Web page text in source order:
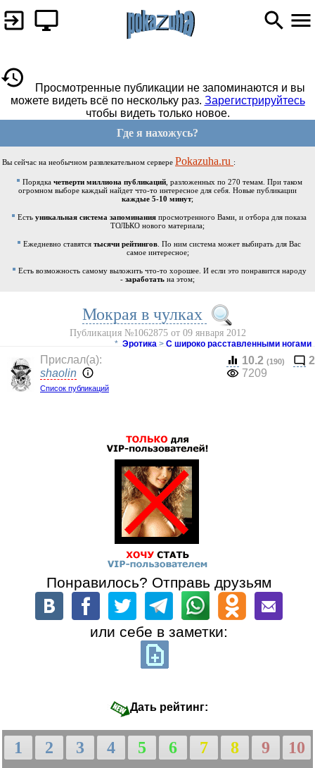
Просмотренные публикации не запоминаются и вы
можете видеть всё по нескольку раз. Зарегистрируйтесь
чтобы видеть только новое.
Где я нахожусь?
Вы сейчас на необычном развлекательном сервере Pokazuha.ru :
Порядка четверти миллиона публикаций, разложенных по 270 темам. При таком
огромном выборе каждый найдет что-то интересное для себя. Новые публикации
каждые 5-10 минут;
Есть уникальная система запоминания просмотренного Вами, и отбора для показа
ТОЛЬКО нового материала;
Ежедневно ставятся тысячи рейтингов . По ним система может выбирать для Вас
самое интересное;
Есть возможность самому выложить что-то хорошее. И если это понравится народу
- заработать на этом;
Мокрая в чулках
Публикация №1062875 от 09 января 2012
* Эротика > С широко расставленными ногами
Прислал(a):
shaolin
Список публикаций
10.2 (190)
2
7209
Понравилось? Отправь друзьям
или себе в заметки:
Дать рейтинг:
1 2 3 4 5 6 7 8 9
10